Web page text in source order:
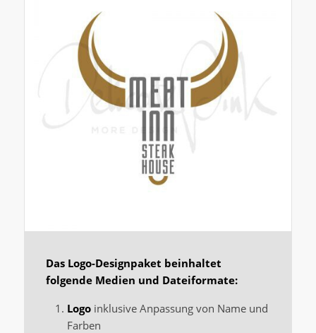
Das Logo-Designpaket beinhaltet
folgende Medien und Dateiformate:
Logo inklusive Anpassung von Name und
Farben